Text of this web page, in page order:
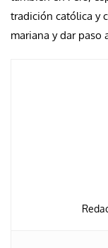
tradición católica y
mariana y dar paso